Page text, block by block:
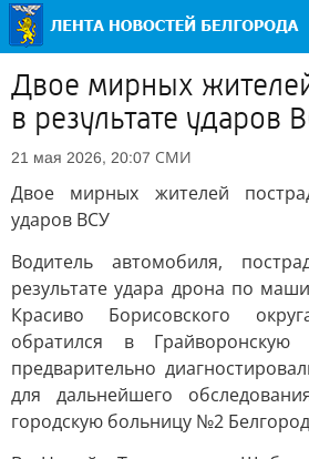
Двое мирных
в результате ударов
21 мая 2026, 20:07 СМИ
Двое мирных жителей
ударов ВСУ
Водитель автомобиля,
результате удара дрона по
Красиво Борисовского
обратился в
предварительно
для дальнейшего
городскую больницу №2